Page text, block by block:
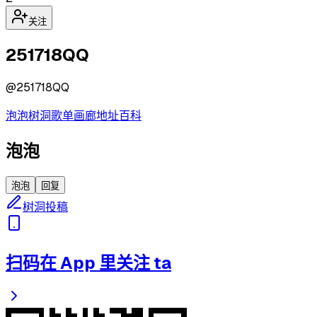
关注
251718QQ
@251718QQ
泡泡树洞歌单画廊地址百科
泡泡
泡泡 回复
树洞投稿
扫码在 App 里关注 ta